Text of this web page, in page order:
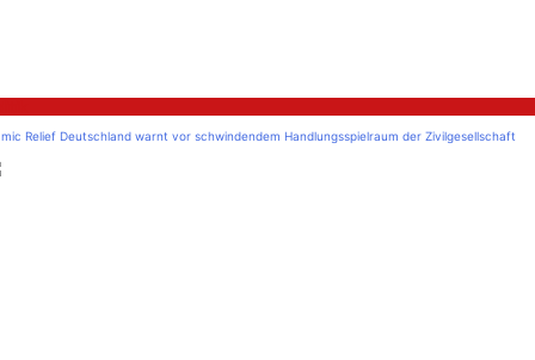
Relief Deutschland warnt vor schwindendem Handlungsspielraum der Zivilgesellschaft